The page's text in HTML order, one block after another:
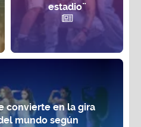
estadio¨
convierte en la gira
mundo según